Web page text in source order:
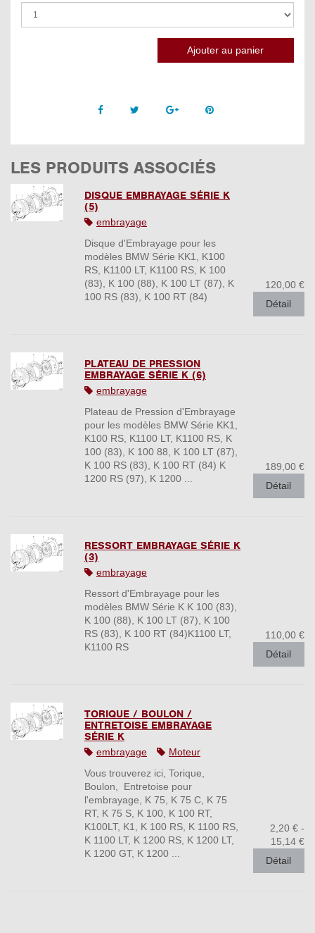
Facebook Twitter Google +Pinterest
LES PRODUITS ASSOCIÉS
DISQUE EMBRAYAGE SÉRIE K
(5)
embrayage
Disque d'Embrayage pour les
modèles BMW Série KK1, K100
RS, K1100 LT, K1100 RS, K 100
(83), K 100 (88), K 100 LT (87), K
100 RS (83), K 100 RT (84)
120,00 €
Détail
PLATEAU DE PRESSION
EMBRAYAGE SÉRIE K (6)
embrayage
Plateau de Pression d'Embrayage
pour les modèles BMW Série KK1,
K100 RS, K1100 LT, K1100 RS, K
100 (83), K 100 88, K 100 LT (87),
K 100 RS (83), K 100 RT (84) K
1200 RS (97), K 1200 ...
189,00 €
Détail
RESSORT EMBRAYAGE SÉRIE K
(3)
embrayage
Ressort d'Embrayage pour les
modèles BMW Série K K 100 (83),
K 100 (88), K 100 LT (87), K 100
RS (83), K 100 RT (84)K1100 LT,
K1100 RS
110,00 €
Détail
TORIQUE / BOULON /
ENTRETOISE EMBRAYAGE
SÉRIE K
embrayage
Moteur
Vous trouverez ici, Torique,
Boulon, Entretoise pour
l'embrayage, K 75, K 75 C, K 75
RT, K 75 S, K 100, K 100 RT,
K100LT, K1, K 100 RS, K 1100 RS,
K 1100 LT, K 1200 RS, K 1200 LT,
K 1200 GT, K 1200 ...
2,20 € -
15,14 €
Détail